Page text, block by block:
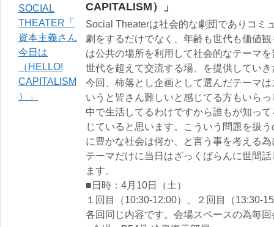
CAPITALISM）」
Social Theaterは社会的な劇団でありコミ
劇をするだけでなく、年齢も世代も価値
は公共の場所を利用して社会的なテーマ
世代を超えて交流する場、を提供してい
今回、柿落とし企画として選んだテーマ
いうと皆さん難しいと感じてる方もいら
中で生活してるわけですから誰もが知っ
じていると思います。こういう問題を扱
に豊かな社会は何か、と言う事を考える
テーマだけに当日はざっくばらんに世間
ます。
■日時：4月10日（土）
１回目（10:30-12:00）、２回目（13:30-
各回同じ内容です。会場スペースの為毎